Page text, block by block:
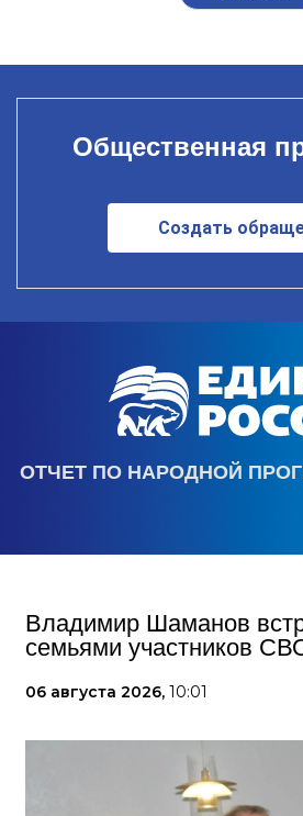
Общественная
Создать
ОТЧЕТ ПО НАРОДНОЙ
Владимир Шаманов
семьями участников
06 августа 2026, 10:01